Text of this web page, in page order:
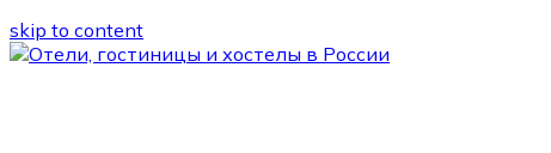
skip to content